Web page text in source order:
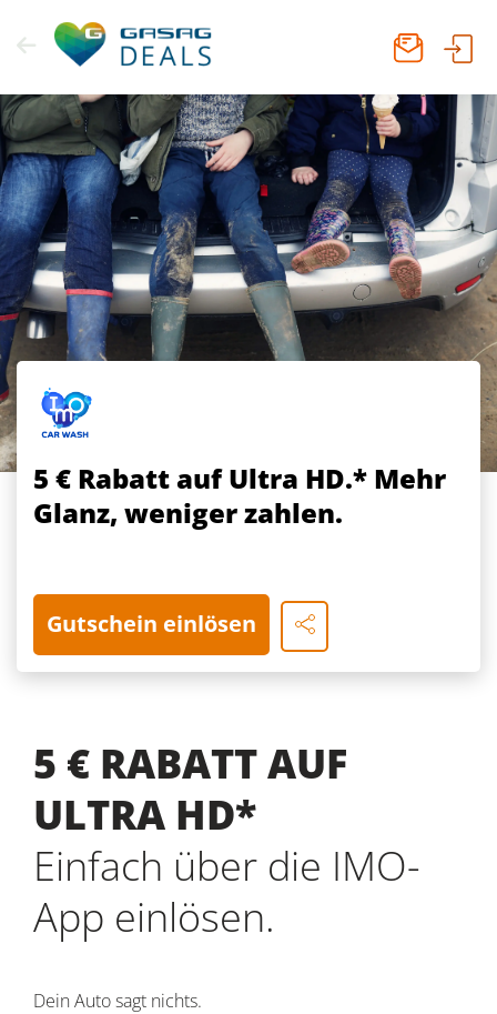
Inhalt
springen
5 € Rabatt auf Ultra HD.* Mehr
Glanz, weniger zahlen.
Gutschein einlösen
5 € RABATT AUF
ULTRA HD*
Einfach über die IMO-
App einlösen.
Dein Auto sagt nichts.